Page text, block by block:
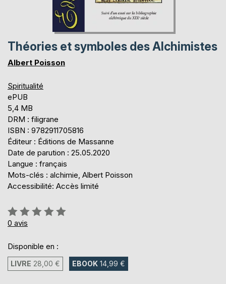
Théories et symboles des Alchimistes
Albert Poisson
Spiritualité
ePUB
5,4 MB
DRM : filigrane
ISBN : 9782911705816
Éditeur : Éditions de Massanne
Date de parution : 25.05.2020
Langue : français
Mots-clés : alchimie, Albert Poisson
Accessibilité: Accès limité
Évaluation:
0%
0 avis
Disponible en :
LIVRE 28,00 € EBOOK 14,99 €